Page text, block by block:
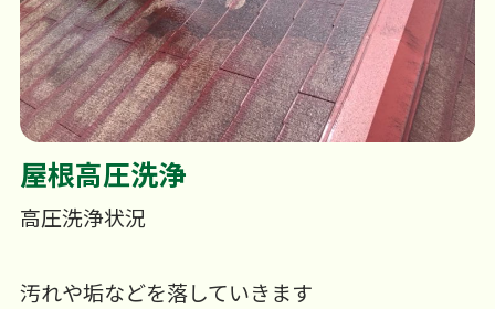
屋根高圧洗浄
高圧洗浄状況
汚れや垢などを落していきます